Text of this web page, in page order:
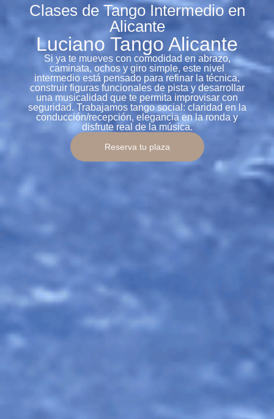
Clases de Tango Intermedio en
Alicante
Luciano Tango Alicante
Si ya te mueves con comodidad en abrazo,
caminata, ochos y giro simple, este nivel
intermedio está pensado para refinar la técnica,
construir figuras funcionales de pista y desarrollar
una musicalidad que te permita improvisar con
seguridad. Trabajamos tango social: claridad en la
conducción/recepción, elegancia en la ronda y
disfrute real de la música.
Reserva tu plaza